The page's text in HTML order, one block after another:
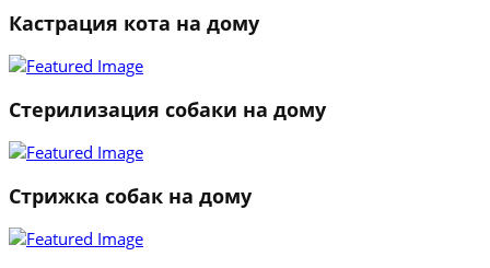
Кастрация кота на дому
Стерилизация собаки на дому
Стрижка собак на дому